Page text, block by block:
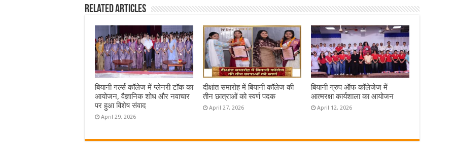
Related Articles
बियानी गर्ल्स कॉलेज में प्लेनरी टॉक का
आयोजन, वैज्ञानिक शोध और नवाचार
पर हुआ विशेष संवाद
April 29, 2026
दीक्षांत समारोह में बियानी कॉलेज की
तीन छात्राओं को स्वर्ण पदक
April 27, 2026
बियानी ग्रुप ऑफ कॉलेजेज में
आत्मरक्षा कार्यशाला का आयोजन
April 12, 2026